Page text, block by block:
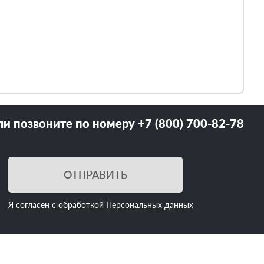
позвоните по номеру +7 (800) 700-82-78
ОТПРАВИТЬ
Я согласен с обработкой Персональных данных